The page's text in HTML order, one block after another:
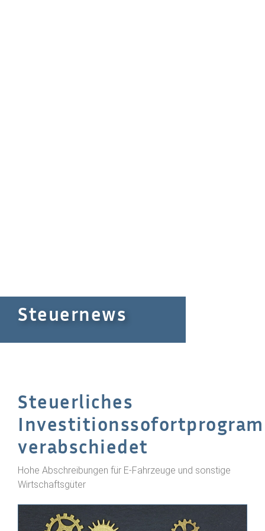
Steuernews
Steuerliches
verabschiedet
Hohe Abschreibungen für E-Fahrzeuge und sonstige
Wirtschaftsgüter